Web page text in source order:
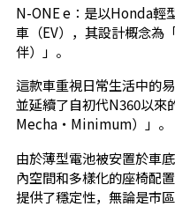
N-ONE e：是以Honda輕
車（EV），其設計概念
伴）」。
這款車重視日常生活中的
並延續了自初代N360以
Mecha・Minimum）」。
由於薄型電池被安置於車
內空間和多樣化的座椅配
提供了穩定性，無論是市